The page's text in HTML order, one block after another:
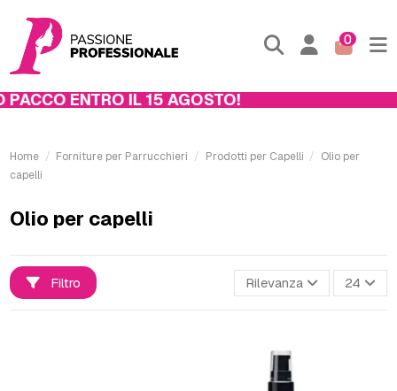
0
ENTRO IL 15 AGOSTO!
Home Forniture per Parrucchieri Prodotti per Capelli
Olio per
capelli
Olio per capelli
Filtro Rilevanza 24